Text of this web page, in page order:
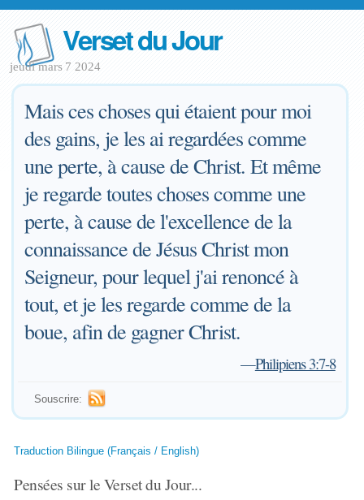
Verset du Jour
jeudi mars 7 2024
Mais ces choses qui étaient pour moi
des gains, je les ai regardées comme
une perte, à cause de Christ. Et même
je regarde toutes choses comme une
perte, à cause de l'excellence de la
connaissance de Jésus Christ mon
Seigneur, pour lequel j'ai renoncé à
tout, et je les regarde comme de la
boue, afin de gagner Christ.
—Philipiens 3:7-8
Souscrire:
Traduction Bilingue (Français / English)
Pensées sur le Verset du Jour...